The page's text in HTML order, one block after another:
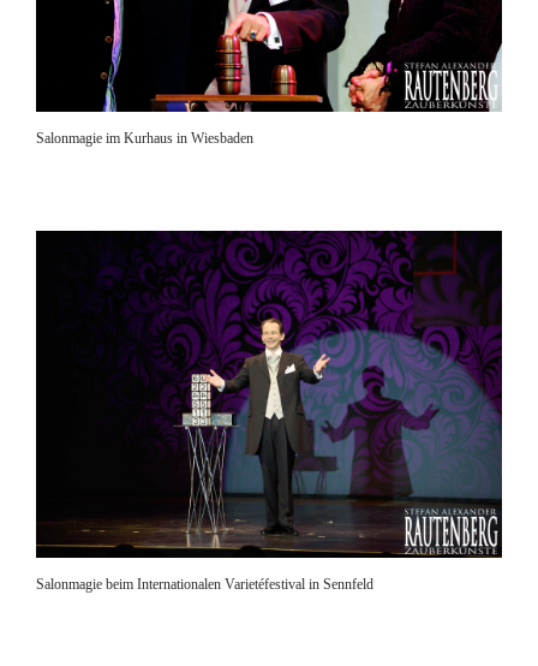
Salonmagie im Kurhaus in Wiesbaden
Salonmagie beim Internationalen Varietéfestival in Sennfeld